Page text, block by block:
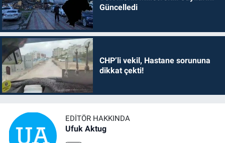
Güncelledi
CHP’li vekil, Hastane sorununa
dikkat çekti!
EDITÖR HAKKINDA
Ufuk Aktug